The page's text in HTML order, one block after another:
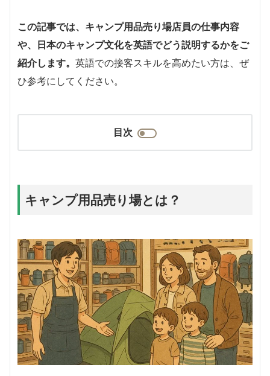
この記事では、キャンプ用品売り場店員の仕事内容
や、日本のキャンプ文化を英語でどう説明するかをご
紹介します。 英語での接客スキルを高めたい方は、ぜ
ひ参考にしてください。
目次
キャンプ用品売り場とは？